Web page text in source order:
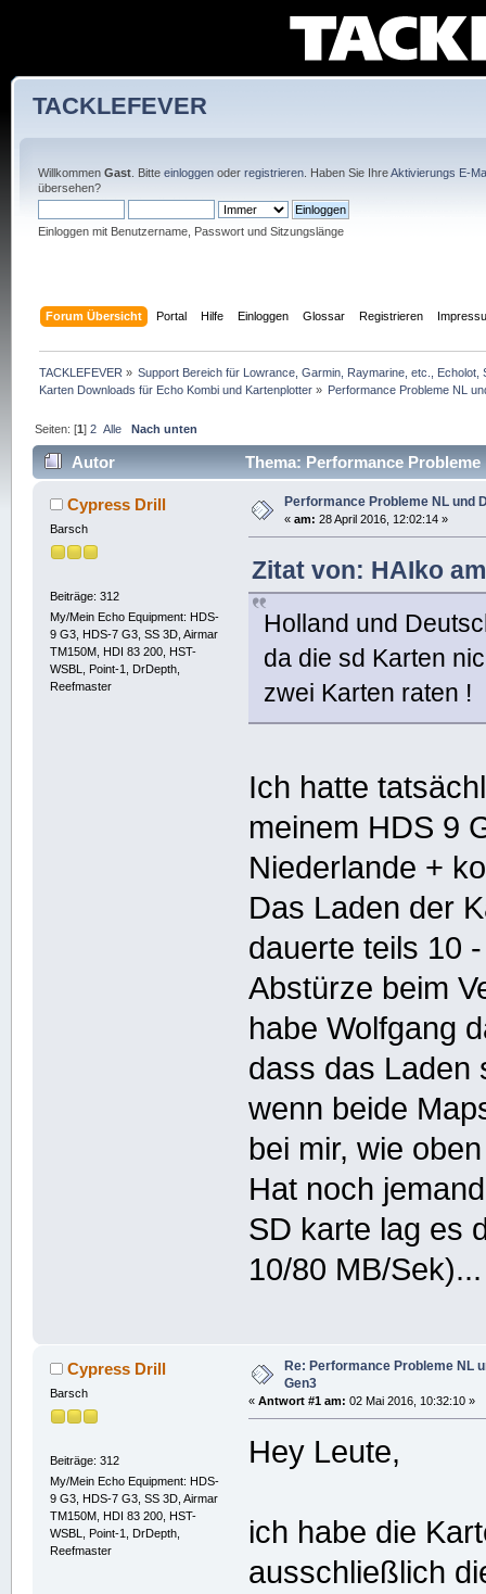
TACKLEFEVER
Willkommen Gast. Bitte einloggenoder registrieren. Haben Sie IhreAktivierungs E-
übersehen?
Einloggen mit Benutzername, Passwort und Sitzungslänge
Forum Übersicht Portal Hilfe Einloggen Glossar Registrieren
TACKLEFEVER » Support Bereich für Lowrance, Garmin, Raymarine, etc.,
Karten Downloads für Echo Kombi und Kartenplotter » Performance Probleme NL
Seiten: [1]2 Alle Nach unten
Autor Thema: Performance
Cypress Drill
Barsch
Beiträge: 312
My/Mein Echo Equipment: HDS-
9 G3, HDS-7 G3, SS 3D, Airmar
TM150M, HDI 83 200, HST-
WSBL, Point-1, DrDepth,
Reefmaster
Performance Probleme NL und
« am: 28 April 2016, 12:02:14 »
Zitat von: HAIko
Holland und
da die sd Karten
zwei Karten raten !
Ich hatte
meinem HDS 9
Niederlande +
Das Laden der
dauerte teils 10
Abstürze beim
habe Wolfgang
dass das Laden
wenn beide
bei mir, wie
Hat noch
SD karte lag es
10/80 MB/Sek)...
Cypress Drill
Barsch
Beiträge: 312
My/Mein Echo Equipment: HDS-
9 G3, HDS-7 G3, SS 3D, Airmar
TM150M, HDI 83 200, HST-
WSBL, Point-1, DrDepth,
Reefmaster
Re: Performance Probleme NL
Gen3
«Antwort #1 am: 02 Mai 2016, 10:32:10 »
Hey Leute,
ich habe die
ausschließlich